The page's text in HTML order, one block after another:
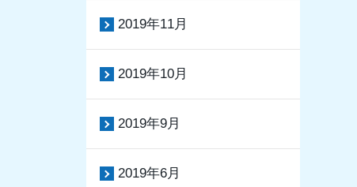
2019年11月
2019年10月
2019年9月
2019年6月